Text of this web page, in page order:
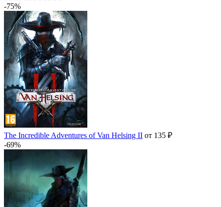
-75%
The Incredible Adventures of Van Helsing II от 135 ₽
-69%